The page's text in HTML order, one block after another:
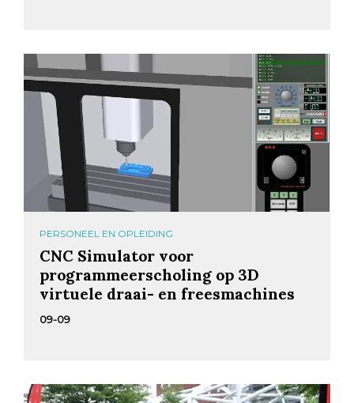
PERSONEEL EN OPLEIDING
CNC Simulator voor
programmeerscholing op 3D
virtuele draai- en freesmachines
09-09